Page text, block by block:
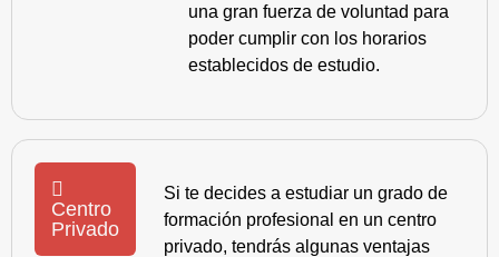
una gran fuerza de voluntad para
poder cumplir con los horarios
establecidos de estudio.
Centro
Privado
Si te decides a estudiar un grado de
formación profesional en un centro
privado, tendrás algunas ventajas